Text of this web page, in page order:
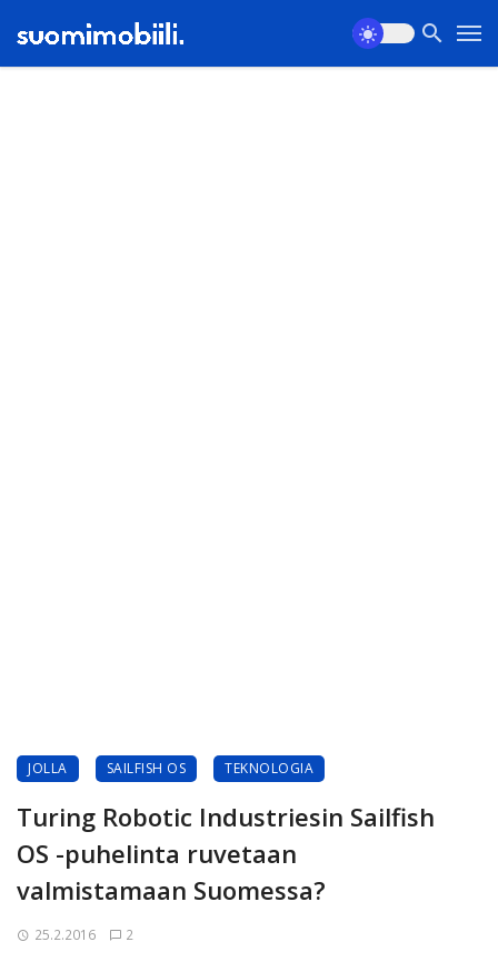
JOLLA SAILFISH OS TEKNOLOGIA
Turing Robotic Industriesin Sailfish
OS -puhelinta ruvetaan
valmistamaan Suomessa?
25.2.2016 2